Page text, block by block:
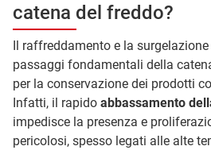
catena del freddo?
Il raffreddamento e la
passaggi fondamentali della
per la conservazione dei prodotti
Infatti, il rapido abbassamento
impedisce la presenza e
pericolosi, spesso legati alle alte